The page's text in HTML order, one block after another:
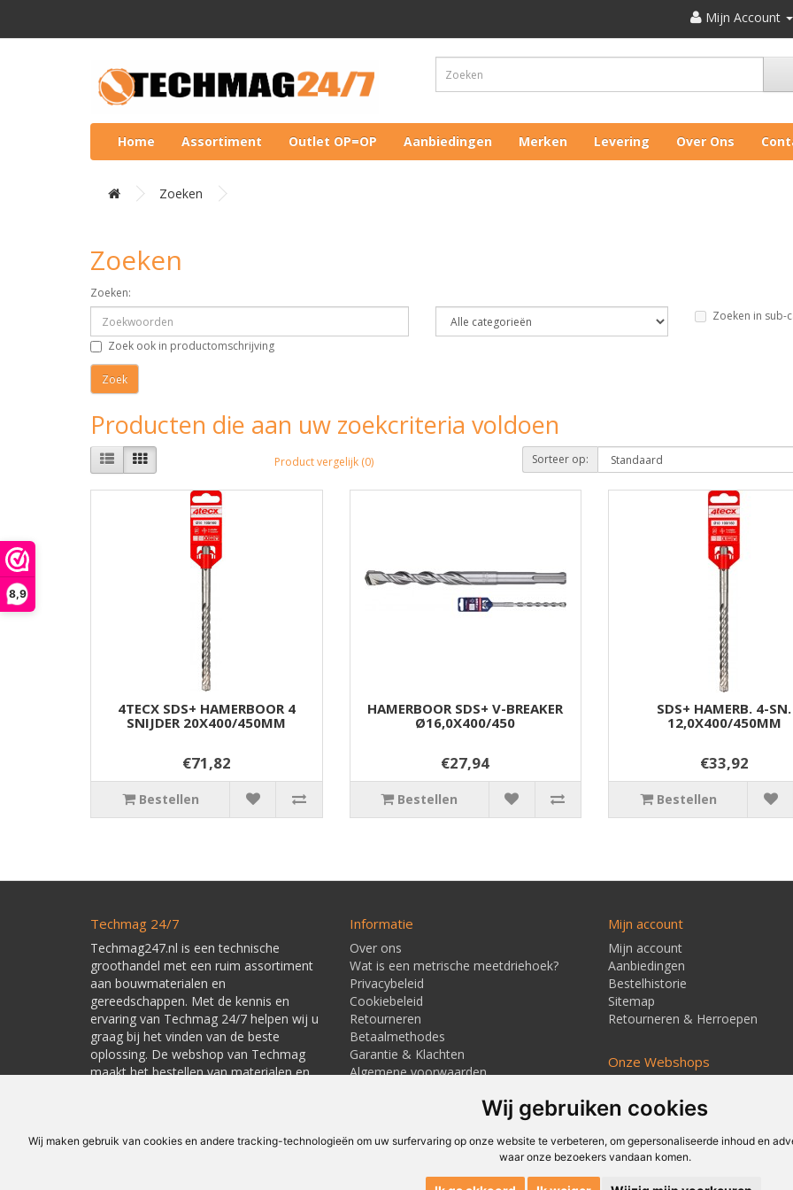
Wij gebruiken cookies
Wij maken gebruik van cookies en andere tracking-technologieën om uw surfervaring op onze website te verbeteren, om gepersonaliseerde inhoud en
waar onze bezoekers vandaan komen.
8,9
Mijn Account
Home Assortiment Outlet OP=OP Aanbiedingen Merken Levering Over Ons
Zoeken
Zoeken
Zoeken:
Zoeken in sub-
Zoek ook in productomschrijving
Producten die aan uw zoekcriteria voldoen
Product vergelijk (0) Sorteer op:
4TECX SDS+ HAMERBOOR 4
SNIJDER 20X400/450MM
€71,82
Bestellen
HAMERBOOR SDS+ V-BREAKER
Ø16,0X400/450
€27,94
Bestellen
SDS+ HAMERB. 4-SN.
12,0X400/450MM
€33,92
Bestellen
Techmag 24/7
Techmag247.nl is een technische
groothandel met een ruim assortiment
aan bouwmaterialen en
gereedschappen. Met de kennis en
ervaring van Techmag 24/7 helpen wij u
graag bij het vinden van de beste
oplossing. De webshop van Techmag
maakt het bestellen van materialen en
Informatie
Over ons
Wat is een metrische meetdriehoek?
Privacybeleid
Cookiebeleid
Retourneren
Betaalmethodes
Garantie & Klachten
Algemene voorwaarden
Mijn account
Mijn account
Aanbiedingen
Bestelhistorie
Sitemap
Retourneren & Herroepen
Onze Webshops
Techmagshop.nl
DEvuurwerkhandel.nl
Vuurwerkstaffel.nl